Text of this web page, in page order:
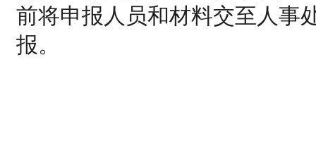
前将申报人员和材料交至人事
报。